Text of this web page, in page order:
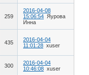
259
2016-04-08
15:06:54 Яурова
Инна
435
2016-04-04
11:01:28 xuser
300
2016-04-04
10:46:08 xuser